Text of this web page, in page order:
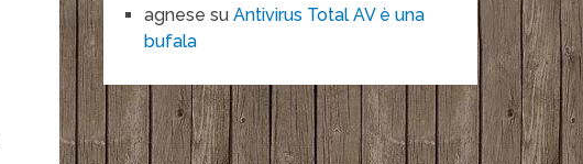
agnese suAntivirus Total AV è una
bufala